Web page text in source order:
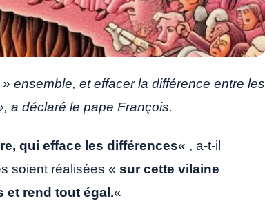
ensemble, et effacer la différence entre les
a déclaré le pape François.
qui efface les différences« , a-t-il
soient réalisées « sur cette vilaine
et rend tout égal.«